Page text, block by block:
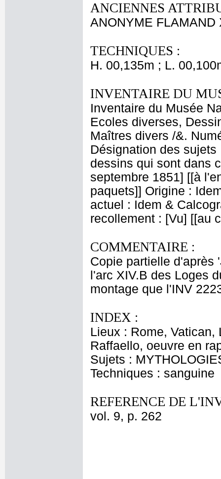
ANCIENNES
ANONYME FLAMAND
TECHNIQUES :
H. 00,135m ; L.
INVENTAIRE DU
Inventaire du Musée
Ecoles diverses,
Maîtres divers /&.
Désignation des
dessins qui sont dans
septembre 1851] [[à
paquets]] Origine :
actuel : Idem &
recollement : [Vu] [[au
COMMENTAIRE :
Copie partielle d'après
l'arc XIV.B des Loges
montage que l'INV
INDEX :
Lieux : Rome,
Raffaello, oeuvre en
Sujets :
Techniques : sanguine
REFERENCE DE
vol. 9, p. 262